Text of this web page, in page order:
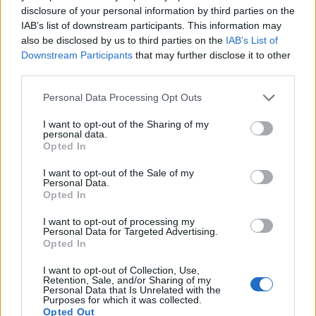
disclosure of your personal information by third parties on the
IAB’s list of downstream participants. This information may
also be disclosed by us to third parties on the IAB’s List of
Downstream Participants that may further disclose it to other
Personal Data Processing Opt Outs
I want to opt-out of the Sharing of my
personal data.
Opted In
I want to opt-out of the Sale of my
Personal Data.
Opted In
I want to opt-out of processing my
Personal Data for Targeted Advertising.
Opted In
I want to opt-out of Collection, Use,
Retention, Sale, and/or Sharing of my
Personal Data that Is Unrelated with the
Purposes for which it was collected.
Opted Out
Συγκέντρωση Διαμαρτυρίας
Γίνε ο ρεπόρτερ του CRETALIVE
Ροή ειδήσεων Δημοφιλή